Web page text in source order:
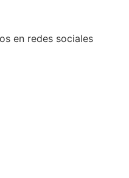
en redes sociales